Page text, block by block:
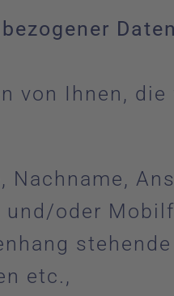
von Ihnen,
Nachname,
oder
etc.,